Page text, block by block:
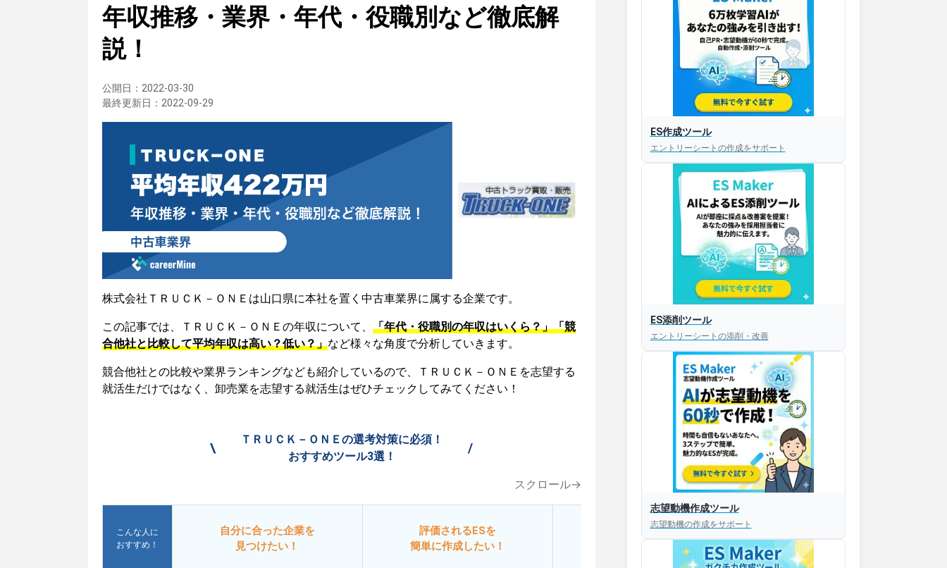
年収推移・業界・年代・役職別など徹底解
説！
公開日： 2022-03-30
最終更新日： 2022-09-29
株式会社ＴＲＵＣＫ－ＯＮＥは山口県に本社を置く中古車業界に属する企業です。
この記事では、ＴＲＵＣＫ－ＯＮＥの年収について、 「年代・役職別の年収はいくら？」「競
合他社と比較して平均年収は高い？低い？」など様々な角度で分析していきます。
競合他社との比較や業界ランキングなども紹介しているので、ＴＲＵＣＫ－ＯＮＥを志望する
就活生だけではなく、卸売業を志望する就活生はぜひチェックしてみてください！
\
ＴＲＵＣＫ－ＯＮＥの選考対策に必須！
おすすめツール3選！
/
スクロール→
こんな人に
おすすめ！
自分に合った企業を
見つけたい！
評価されるESを
簡単に作成したい！
今すぐESを
添削してほしい！
ES作成ツール
エントリーシートの作成をサポート
ES添削ツール
エントリーシートの添削・改善
志望動機作成ツール
志望動機の作成をサポート